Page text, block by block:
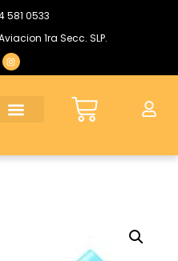
581 0533
1ra Secc. SLP.